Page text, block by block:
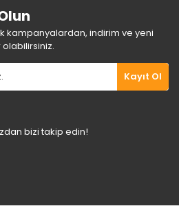
kampanyalardan, indirim ve yeni
Kayıt Ol
bizi takip edin!